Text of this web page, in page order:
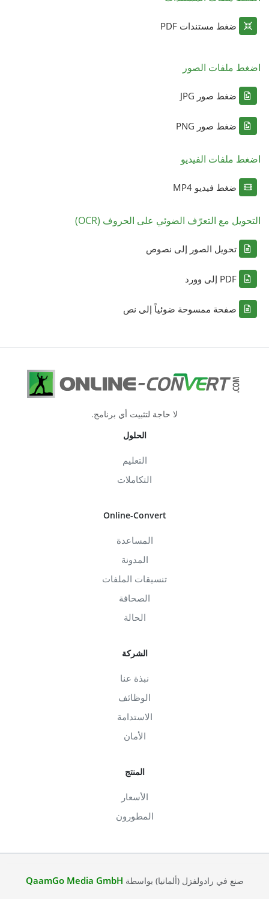
ضغط مستندات PDF
اضغط ملفات الصور
ضغط صور JPG
ضغط صور PNG
اضغط ملفات الفيديو
ضغط فيديو MP4
التحويل مع التعرّف الضوئي على الحروف (OCR)
تحويل الصور إلى نصوص
PDF إلى وورد
صفحة ممسوحة ضوئياً إلى نص
لا حاجة لتثبيت أي برنامج.
الحلول
التعليم
التكاملات
Online-Convert
المساعدة
المدونة
تنسيقات الملفات
الصحافة
الحالة
الشركة
نبذة عنا
الوظائف
الاستدامة
الأمان
المنتج
الأسعار
المطورون
صنع في رادولفزل (ألمانيا) بواسطة QaamGo Media GmbH